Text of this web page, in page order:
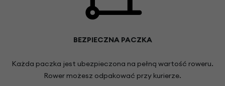
BEZPIECZNA PACZKA
Każda paczka jest ubezpieczona na pełną wartość roweru.
Rower możesz odpakować przy kurierze.